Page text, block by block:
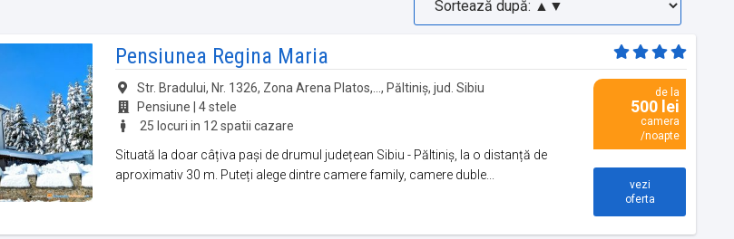
Pensiunea Regina Maria
Str. Bradului, Nr. 1326, Zona Arena Platos,..., Păltiniș, jud. Sibiu
Pensiune | 4 stele
25 locuri in 12 spatii cazare
Situată la doar câțiva pași de drumul județean Sibiu - Păltiniș, la o distanță de
aproximativ 30 m. Puteți alege dintre camere family, camere duble...
de la
500 lei
camera
/noapte
vezi
oferta